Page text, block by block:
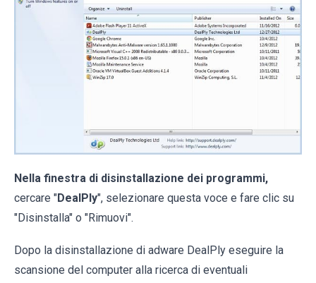
Nella finestra di disinstallazione dei programmi,
cercare "DealPly", selezionare questa voce e fare clic su
"Disinstalla" o "Rimuovi".
Dopo la disinstallazione di adware DealPly eseguire la
scansione del computer alla ricerca di eventuali